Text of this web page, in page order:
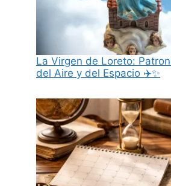
La Virgen de Loreto:
del Aire y del Espacio ✈️✨